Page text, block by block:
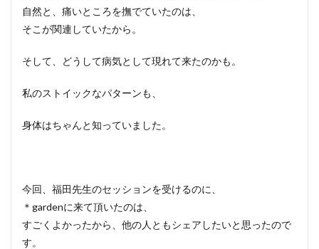
自然と、痛いところを撫でていたのは、
そこが関連していたから。
そして、どうして病気として現れて来たのかも。
私のストイックなパターンも、
身体はちゃんと知っていました。
今回、福田先生のセッションを受けるのに、
＊gardenに来て頂いたのは、
すごくよかったから、他の人ともシェアしたいと思ったので
す。